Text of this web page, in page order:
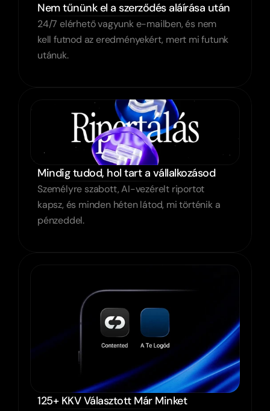
Nem tűnünk el a szerződés aláírása után
24/7 elérhető vagyunk e-mailben, és nem
kell futnod az eredményekért, mert mi futunk
utánuk.
Mindig tudod, hol tart a vállalkozásod
Személyre szabott, AI-vezérelt riportot
kapsz, és minden héten látod, mi történik a
pénzeddel.
125+ KKV Választott Már Minket